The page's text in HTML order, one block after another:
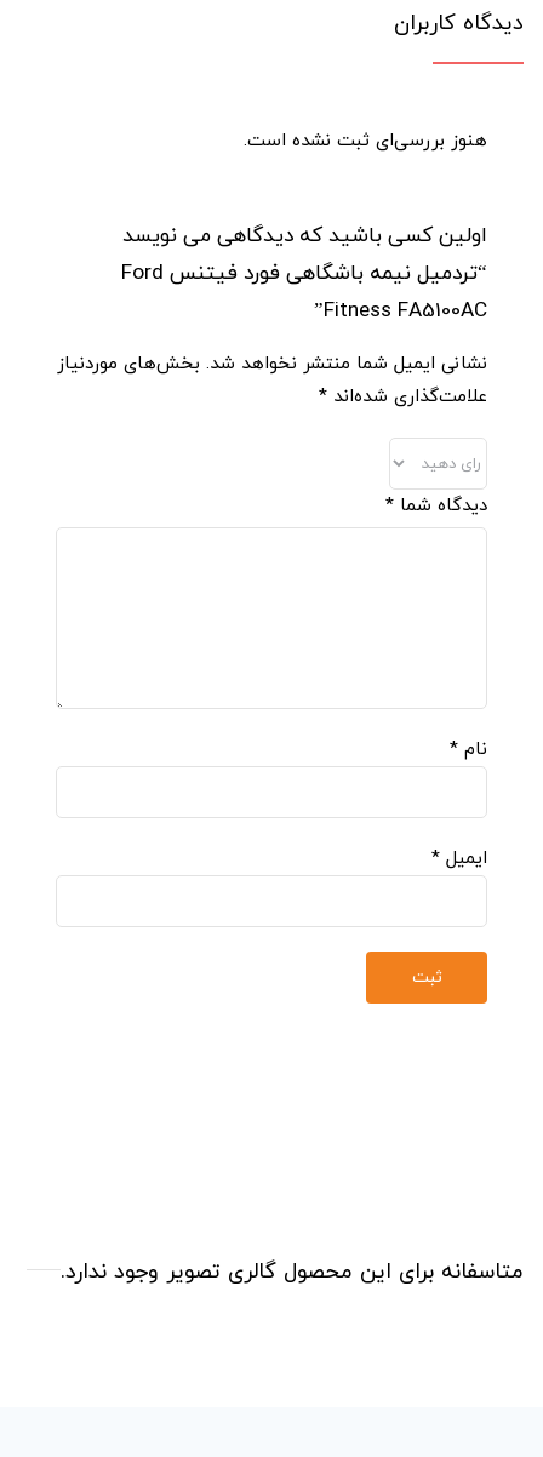
دیدگاه کاربران
هنوز بررسی‌ای ثبت نشده است.
اولین کسی باشید که دیدگاهی می نویسد
“تردمیل نیمه باشگاهی فورد فیتنس Ford
Fitness FA5100AC”
نشانی ایمیل شما منتشر نخواهد شد. بخش‌های موردنیاز
علامت‌گذاری شده‌اند *
دیدگاه شما *
نام *
ایمیل *
متاسفانه برای این محصول گالری تصویر وجود ندارد.